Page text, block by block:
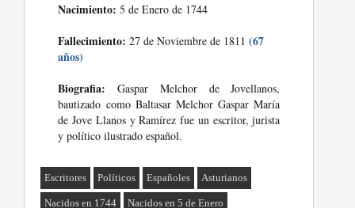
Nacimiento: 5 de Enero de 1744
Fallecimiento: 27 de Noviembre de 1811(67
años)
Biografia: Gaspar Melchor de Jovellanos,
bautizado como Baltasar Melchor Gaspar María
de Jove Llanos y Ramírez fue un escritor, jurista
y político ilustrado español.
Escritores Políticos Españoles Asturianos
Nacidos en 1744 Nacidos en 5 de Enero